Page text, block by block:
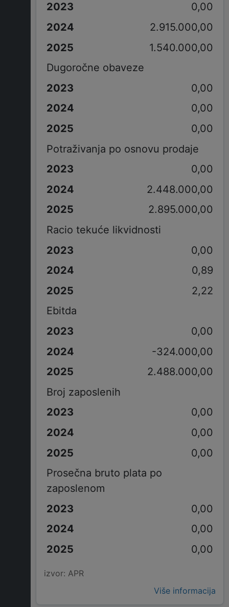
0,00
2.915.000,00
1.540.000,00
Dugoročne obaveze
0,00
0,00
0,00
Potraživanja po osnovu prodaje
0,00
2.448.000,00
2.895.000,00
Racio tekuće likvidnosti
0,00
0,89
2,22
Ebitda
0,00
-324.000,00
2.488.000,00
Broj zaposlenih
0,00
0,00
0,00
Prosečna bruto plata po
zaposlenom
0,00
0,00
0,00
izvor: APR
Više informacija